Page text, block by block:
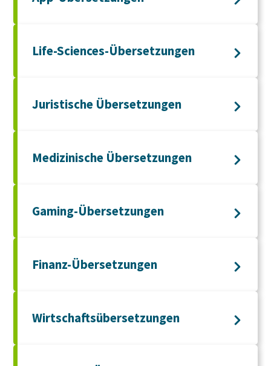
Life-Sciences-Übersetzungen
Juristische Übersetzungen
Medizinische Übersetzungen
Gaming-Übersetzungen
Finanz-Übersetzungen
Wirtschaftsübersetzungen